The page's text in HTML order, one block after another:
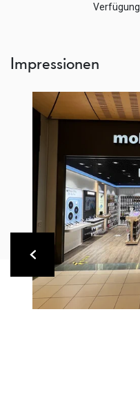
Verfügung.
Impressionen